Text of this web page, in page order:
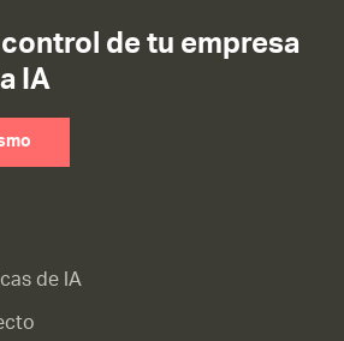
control de tu empresa
IA
de IA